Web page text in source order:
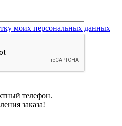
моих персональных данных
телефон.
заказа!